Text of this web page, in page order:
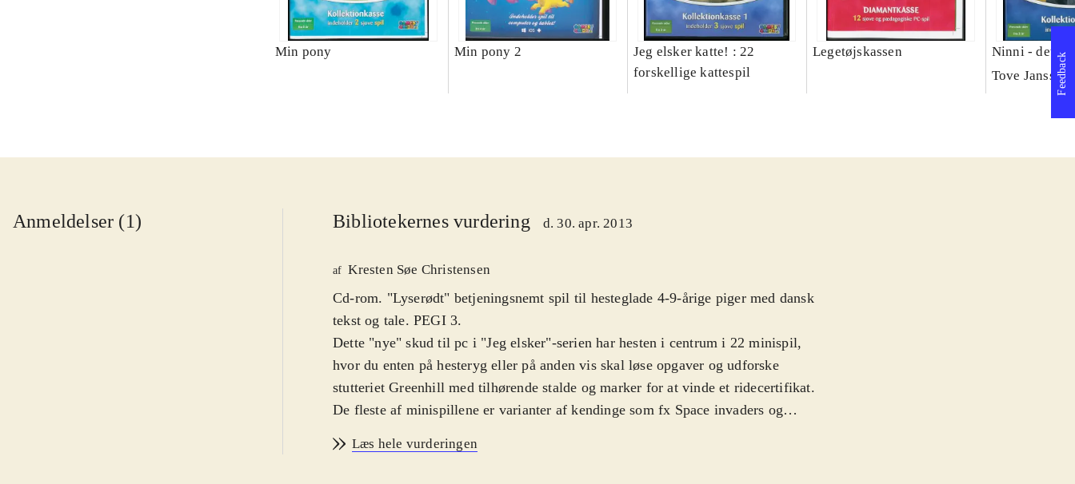
Min pony Min pony 2
Jeg elsker katte! : 22
forskellige kattespil
Legetøjskassen
Ninni - det
Tove Jansson
Anmeldelser (1) Bibliotekernes vurdering d. 30. apr. 2013
af Kresten Søe Christensen
Cd-rom. "Lyserødt" betjeningsnemt spil til hesteglade 4-9-årige piger med dansk
tekst og tale. PEGI 3.
Dette "nye" skud til pc i "Jeg elsker"-serien har hesten i centrum i 22 minispil,
hvor du enten på hesteryg eller på anden vis skal løse opgaver og udforske
stutteriet Greenhill med tilhørende stalde og marker for at vinde et ridecertifikat.
De fleste af minispillene er varianter af kendinge som fx Space invaders og
hestepolo, frisbee og tovtrækning. Opgaverne finder spilleren rundt om på
Læs hele vurderingen
Feedback